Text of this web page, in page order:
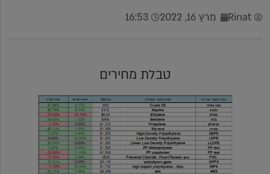
Rinat מרץ 16, 2022 16:53
טבלת מחירים